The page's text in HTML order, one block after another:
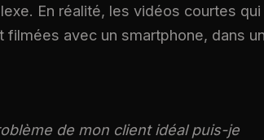
En réalité, les vidéos courtes qui
avec un smartphone, dans
de mon client idéal puis-je